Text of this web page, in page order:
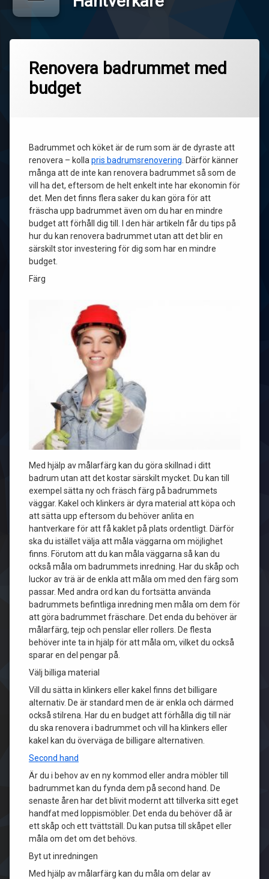
Renovera badrummet med
budget
Badrummet och köket är de rum som är de dyraste att
renovera – kolla pris badrumsrenovering . Därför känner
många att de inte kan renovera badrummet så som de
vill ha det, eftersom de helt enkelt inte har ekonomin för
det. Men det finns flera saker du kan göra för att
fräscha upp badrummet även om du har en mindre
budget att förhåll dig till. I den här artikeln får du tips på
hur du kan renovera badrummet utan att det blir en
särskilt stor investering för dig som har en mindre
budget.
Färg
Med hjälp av målarfärg kan du göra skillnad i ditt
badrum utan att det kostar särskilt mycket. Du kan till
exempel sätta ny och fräsch färg på badrummets
väggar. Kakel och klinkers är dyra material att köpa och
att sätta upp eftersom du behöver anlita en
hantverkare för att få kaklet på plats ordentligt. Därför
ska du istället välja att måla väggarna om möjlighet
finns. Förutom att du kan måla väggarna så kan du
också måla om badrummets inredning. Har du skåp och
luckor av trä är de enkla att måla om med den färg som
passar. Med andra ord kan du fortsätta använda
badrummets befintliga inredning men måla om dem för
att göra badrummet fräschare. Det enda du behöver är
målarfärg, tejp och penslar eller rollers. De flesta
behöver inte ta in hjälp för att måla om, vilket du också
sparar en del pengar på.
Välj billiga material
Vill du sätta in klinkers eller kakel finns det billigare
alternativ. De är standard men de är enkla och därmed
också stilrena. Har du en budget att förhålla dig till när
du ska renovera i badrummet och vill ha klinkers eller
kakel kan du överväga de billigare alternativen.
Second hand
Är du i behov av en ny kommod eller andra möbler till
badrummet kan du fynda dem på second hand. De
senaste åren har det blivit modernt att tillverka sitt eget
handfat med loppismöbler. Det enda du behöver då är
ett skåp och ett tvättställ. Du kan putsa till skåpet eller
måla om det om det behövs.
Byt ut inredningen
Med hjälp av målarfärg kan du måla om delar av